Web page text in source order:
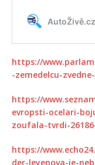
https://
-zemedelcu-
https://
evropsti-ocelari-
zoufala-tvrdi-
https://
der-leyenova-je-